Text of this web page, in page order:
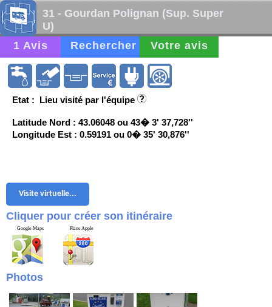
31 - Gourdan Polignan (Sup. Super
U)
1 Avis
Rechercher Votre avis
Etat : Lieu visité par l'équipe
Latitude Nord : 43.06048 ou 43� 3' 37,728''
Longitude Est : 0.59191 ou 0� 35' 30,876''
Visite virtuelle...
Cliquer pour créer son itinéraire
Google Maps Plans Apple
Photos